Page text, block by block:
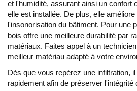
et l'humidité, assurant ainsi un confort
elle est installée. De plus, elle améliore
l'insonorisation du bâtiment. Pour une
bois offre une meilleure durabilité par
matériaux. Faites appel à un technicien
meilleur matériau adapté à votre
Dès que vous repérez une infiltration,
rapidement afin de préserver